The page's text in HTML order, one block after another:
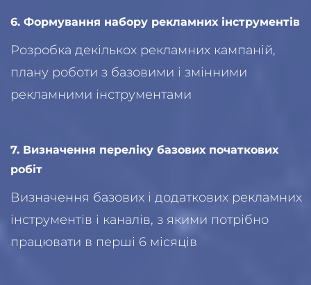
6. Формування набору рекламних інструментів
Розробка декількох рекламних кампаній,
плану роботи з базовими і змінними
рекламними інструментами
7. Визначення переліку базових початкових
робіт
Визначення базових і додаткових рекламних
інструментів і каналів, з якими потрібно
працювати в перші 6 місяців